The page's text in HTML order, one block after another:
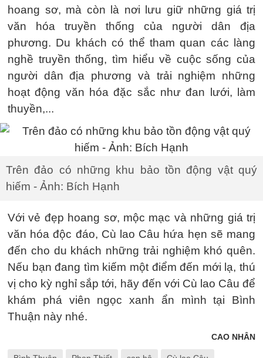
hoang sơ, mà còn là nơi lưu giữ những giá trị
văn hóa truyền thống của người dân địa
phương. Du khách có thể tham quan các làng
nghề truyền thống, tìm hiểu về cuộc sống của
người dân địa phương và trải nghiệm những
hoạt động văn hóa đặc sắc như đan lưới, làm
thuyền,...
Trên đảo có những khu bảo tồn động vật quý
hiếm - Ảnh: Bích Hạnh
Với vẻ đẹp hoang sơ, mộc mạc và những giá trị
văn hóa độc đáo, Cù lao Câu hứa hẹn sẽ mang
đến cho du khách những trải nghiệm khó quên.
Nếu bạn đang tìm kiếm một điểm đến mới lạ, thú
vị cho kỳ nghỉ sắp tới, hãy đến với Cù lao Câu để
khám phá viên ngọc xanh ẩn mình tại Bình
Thuận này nhé.
CAO NHÂN